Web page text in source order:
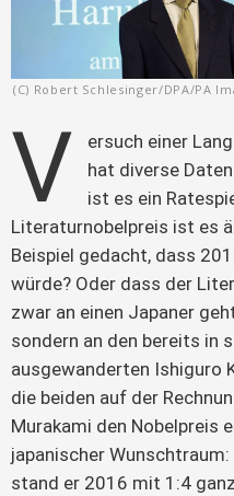
(C) Robert Schlesinger/DPA/PA
V
ersuch einer
hat diverse
ist es ein
Literaturnobelpreis ist es
Beispiel gedacht, dass
würde? Oder dass der
zwar an einen Japaner
sondern an den bereits in
ausgewanderten Ishiguro
die beiden auf der
Murakami den Nobelpreis
japanischer
stand er 2016 mit 1:4